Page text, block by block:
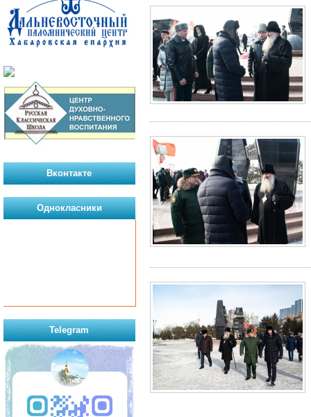
Вконтакте
Однокласники
Telegram